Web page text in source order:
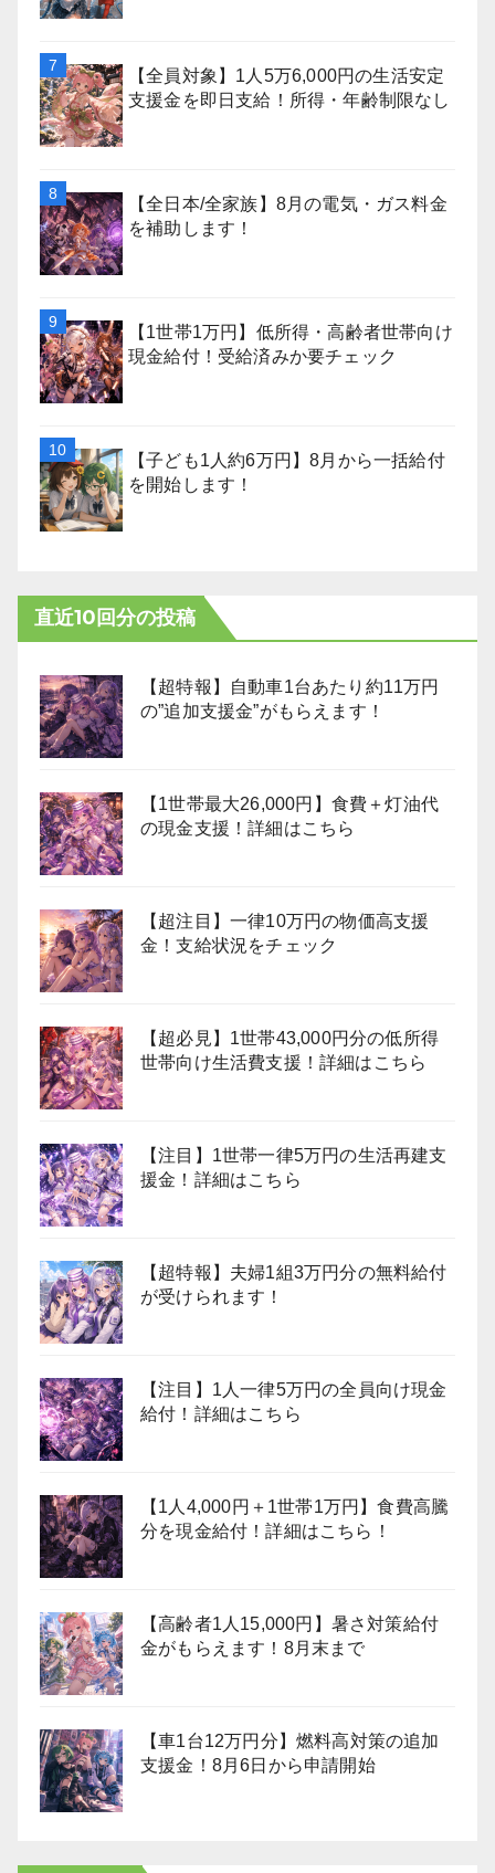
【全員対象】1人5万6,000円の生活安定
支援金を即日支給！所得・年齢制限なし
【全日本/全家族】8月の電気・ガス料金
を補助します！
【1世帯1万円】低所得・高齢者世帯向け
現金給付！受給済みか要チェック
【子ども1人約6万円】8月から一括給付
を開始します！
直近10回分の投稿
【超特報】自動車1台あたり約11万円
の”追加支援金”がもらえます！
【1世帯最大26,000円】食費＋灯油代
の現金支援！詳細はこちら
【超注目】一律10万円の物価高支援
金！支給状況をチェック
【超必見】1世帯43,000円分の低所得
世帯向け生活費支援！詳細はこちら
【注目】1世帯一律5万円の生活再建支
援金！詳細はこちら
【超特報】夫婦1組3万円分の無料給付
が受けられます！
【注目】1人一律5万円の全員向け現金
給付！詳細はこちら
【1人4,000円＋1世帯1万円】食費高騰
分を現金給付！詳細はこちら！
【高齢者1人15,000円】暑さ対策給付
金がもらえます！8月末まで
【車1台12万円分】燃料高対策の追加
支援金！8月6日から申請開始